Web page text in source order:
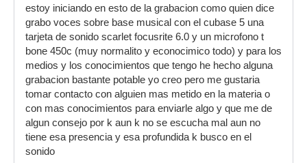
estoy iniciando en esto de la grabacion como quien dice
grabo voces sobre base musical con el cubase 5 una
tarjeta de sonido scarlet focusrite 6.0 y un microfono t
bone 450c (muy normalito y econocimico todo) y para los
medios y los conocimientos que tengo he hecho alguna
grabacion bastante potable yo creo pero me gustaria
tomar contacto con alguien mas metido en la materia o
con mas conocimientos para enviarle algo y que me de
algun consejo por k aun k no se escucha mal aun no
tiene esa presencia y esa profundida k busco en el
sonido